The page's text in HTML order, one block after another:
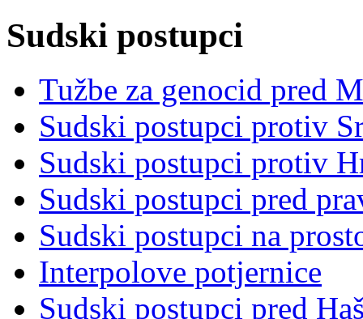
Sudski postupci
Tužbe za genocid pred
Sudski postupci protiv
Sudski postupci protiv
Sudski postupci pred
Sudski postupci na
Interpolove potjernice
Sudski postupci pred